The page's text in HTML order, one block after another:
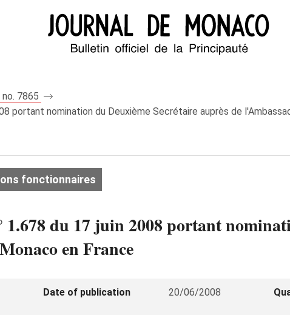
7865
portant nomination du Deuxième Secrétaire auprès de
fonctionnaires
1.678 du 17 juin 2008 portant
en France
Date of publication 20/06/2008